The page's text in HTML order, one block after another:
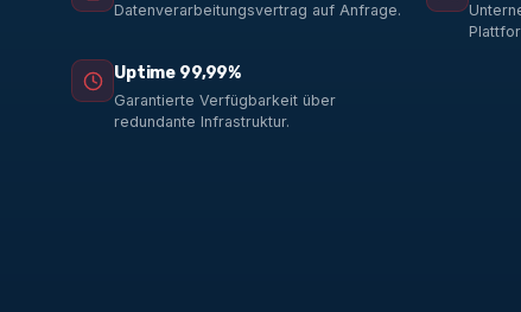
Datenverarbeitungsvertrag auf Anfrage.
Uptime 99,99%
Garantierte Verfügbarkeit über
redundante Infrastruktur.